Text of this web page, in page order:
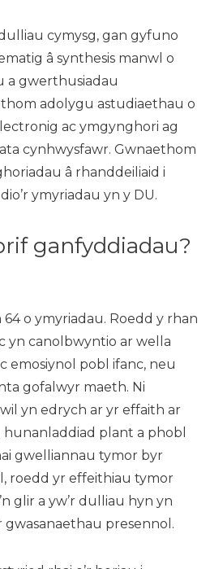
cymysg, gan gyfuno
â synthesis manwl o
a gwerthusiadau
adolygu astudiaethau o
ac ymgynghori ag
cynhwysfawr. Gwnaethom
â rhanddeiliaid i
ymyriadau yn y DU.
ganfyddiadau?
o ymyriadau. Roedd y rhan
yn canolbwyntio ar wella
emosiynol pobl ifanc, neu
gofalwyr maeth. Ni
yn edrych ar yr effaith ar
hunanladdiad plant a phobl
gwelliannau tymor byr
roedd yr effeithiau tymor
glir a yw’r dulliau hyn yn
gwasanaethau presennol.